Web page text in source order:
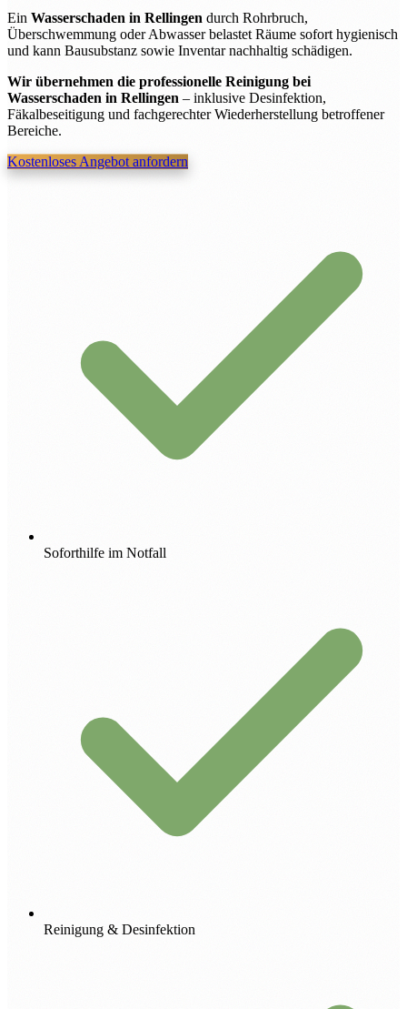
Ein Wasserschaden in Rellingen durch Rohrbruch,
Überschwemmung oder Abwasser belastet Räume sofort hygienisch
und kann Bausubstanz sowie Inventar nachhaltig schädigen.
Wir übernehmen die professionelle Reinigung bei
Wasserschaden in Rellingen – inklusive Desinfektion,
Fäkalbeseitigung und fachgerechter Wiederherstellung betroffener
Bereiche.
Kostenloses Angebot anfordern
Soforthilfe im Notfall
Reinigung & Desinfektion